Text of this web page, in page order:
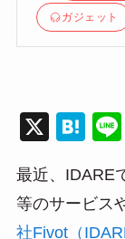
ガジェット
X
H
e
n
最近、IDARE
等のサービス
社Fivot（